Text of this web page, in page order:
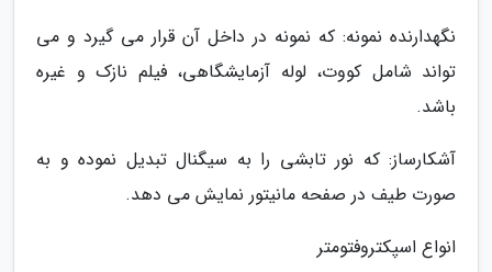
نگهدارنده نمونه: که نمونه در داخل آن قرار می گیرد و می
تواند شامل کووت، لوله آزمایشگاهی، فیلم نازک و غیره
باشد.
آشکارساز: که نور تابشی را به سیگنال تبدیل نموده و به
صورت طیف در صفحه مانیتور نمایش می دهد.
انواع اسپکتروفتومتر